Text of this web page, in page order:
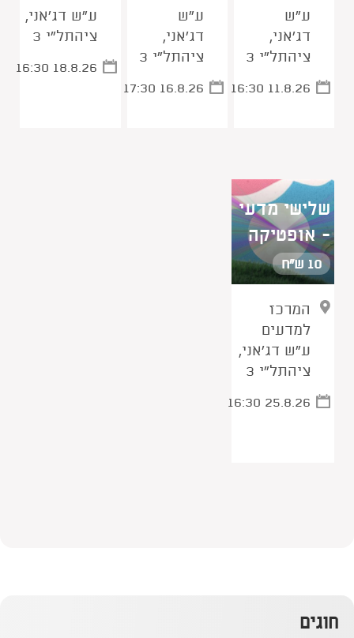
ע"ש
דג'אני,
ציהתל"י 3
16:30 11.8.26
ע"ש
דג'אני,
ציהתל"י 3
17:30 16.8.26
ע"ש דג'אני,
ציהתל"י 3
16:30 18.8.26
שלישי מדעי
- אופטיקה
10 ש"ח
המרכז
למדעים
ע"ש דג'אני,
ציהתל"י 3
16:30 25.8.26
חוגים